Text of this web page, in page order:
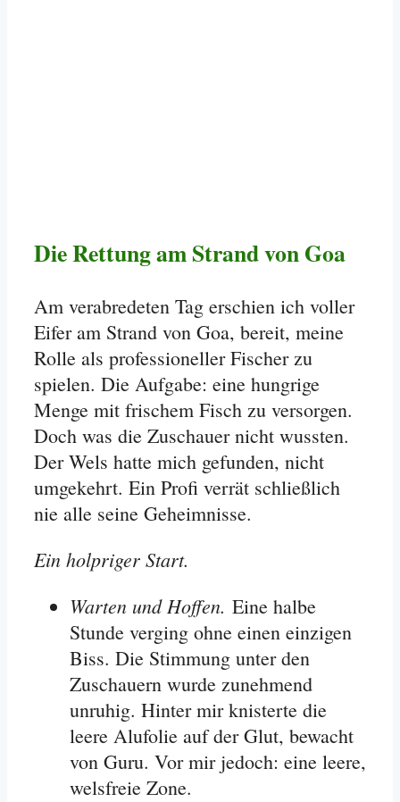
Die Rettung am Strand von Goa
Am verabredeten Tag erschien ich voller
Eifer am Strand von Goa, bereit, meine
Rolle als professioneller Fischer zu
spielen. Die Aufgabe: eine hungrige
Menge mit frischem Fisch zu versorgen.
Doch was die Zuschauer nicht wussten.
Der Wels hatte mich gefunden, nicht
umgekehrt. Ein Profi verrät schließlich
nie alle seine Geheimnisse.
Ein holpriger Start.
Warten und Hoffen. Eine halbe
Stunde verging ohne einen einzigen
Biss. Die Stimmung unter den
Zuschauern wurde zunehmend
unruhig. Hinter mir knisterte die
leere Alufolie auf der Glut, bewacht
von Guru. Vor mir jedoch: eine leere,
welsfreie Zone.